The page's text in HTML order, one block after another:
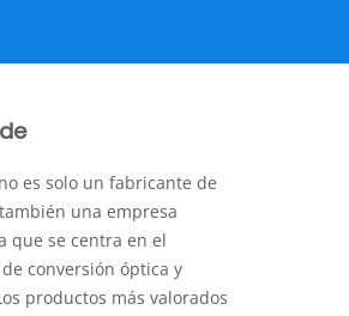
es solo un fabricante de
una empresa
que se centra en el
conversión óptica y
productos más valorados